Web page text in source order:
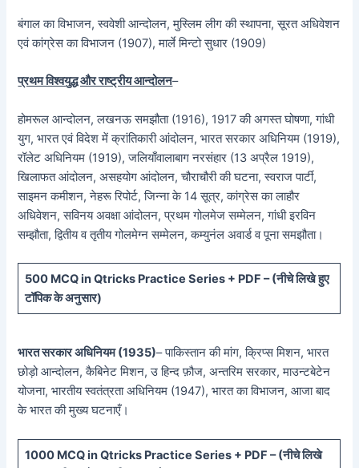
बंगाल का विभाजन, स्ववेशी आन्दोलन, मुस्लिम लीग की स्थापना, सूरत अधिवेशन
एवं कांग्रेस का विभाजन (1907), मार्ले मिन्टो सुधार (1909)
प्रथम विश्वयुद्ध और राष्ट्रीय आन्दोलन–
होमरूल आन्दोलन, लखनऊ समझौता (1916), 1917 की अगस्त घोषणा, गांधी
युग, भारत एवं विदेश में क्रांतिकारी आंदोलन, भारत सरकार अधिनियम (1919),
रॉलेट अधिनियम (1919), जलियाँवालाबाग नरसंहार (13 अप्रैल 1919),
खिलाफत आंदोलन, असहयोग आंदोलन, चौराचौरी की घटना, स्वराज पार्टी,
साइमन कमीशन, नेहरू रिपोर्ट, जिन्ना के 14 सूत्र, कांग्रेस का लाहौर
अधिवेशन, सविनय अवक्षा आंदोलन, प्रथम गोलमेज सम्मेलन, गांधी इरविन
सम्झौता, द्वितीय व तृतीय गोलमेग्न सम्मेलन, कम्युनंल अवार्ड व पूना समझौता।
500 MCQ in Qtricks Practice Series + PDF – (नीचेलिखे हुए
टॉपिक के अनुसार)
भारत सरकार अधिनियम (1935)– पाकिस्तान की मांग, क्रिप्स मिशन, भारत
छोड़ो आन्दोलन, कैबिनेट मिशन, उ हिन्द फ़ौज, अन्तरिम सरकार, माउन्टबेटेन
योजना, भारतीय स्वतंत्रता अधिनियम (1947), भारत का विभाजन, आजा बाद
के भारत की मुख्य घटनाएँ।
1000 MCQ in Qtricks Practice Series + PDF – (नीचेलिखे